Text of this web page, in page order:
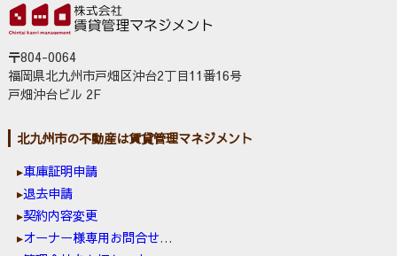
〒804-0064
福岡県北九州市戸畑区沖台2丁目11番16号
戸畑沖台ビル 2F
北九州市の不動産は賃貸管理マネジメント
車庫証明申請
退去申請
契約内容変更
オーナー様専用お問合せ窓口